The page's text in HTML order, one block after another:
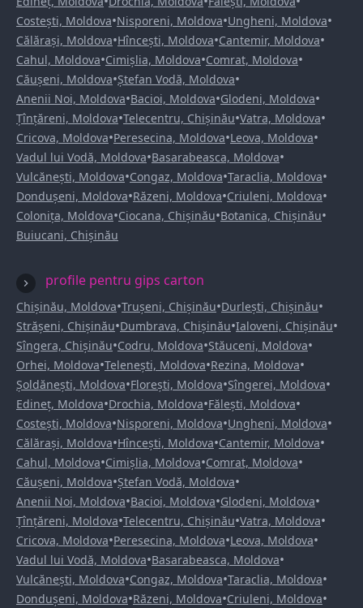
Costești, Moldova•Nisporeni, Moldova•Ungheni, Moldova•
Călărași, Moldova•Hîncești, Moldova•Cantemir, Moldova•
Cahul, Moldova•Cimișlia, Moldova•Comrat, Moldova•
Căușeni, Moldova•Ștefan Vodă, Moldova•
Anenii Noi, Moldova•Bacioi, Moldova•Glodeni, Moldova•
Țînțăreni, Moldova•Telecentru, Chișinău•Vatra, Moldova•
Cricova, Moldova•Peresecina, Moldova•Leova, Moldova•
Vadul lui Vodă, Moldova•Basarabeasca, Moldova•
Vulcănești, Moldova•Congaz, Moldova•Taraclia, Moldova•
Dondușeni, Moldova•Răzeni, Moldova•Criuleni, Moldova•
Colonița, Moldova•Ciocana, Chișinău•Botanica, Chișinău•
Buiucani, Chișinău
profile pentru gips carton
Chișinău, Moldova•Trușeni, Chișinău•Durlești, Chișinău•
Strășeni, Chișinău•Dumbrava, Chișinău•Ialoveni, Chișinău•
Sîngera, Chișinău•Codru, Moldova•Stăuceni, Moldova•
Orhei, Moldova•Telenești, Moldova•Rezina, Moldova•
Șoldănești, Moldova•Florești, Moldova•Sîngerei, Moldova•
Edineț, Moldova•Drochia, Moldova•Fălești, Moldova•
Costești, Moldova•Nisporeni, Moldova•Ungheni, Moldova•
Călărași, Moldova•Hîncești, Moldova•Cantemir, Moldova•
Cahul, Moldova•Cimișlia, Moldova•Comrat, Moldova•
Căușeni, Moldova•Ștefan Vodă, Moldova•
Anenii Noi, Moldova•Bacioi, Moldova•Glodeni, Moldova•
Țînțăreni, Moldova•Telecentru, Chișinău•Vatra, Moldova•
Cricova, Moldova•Peresecina, Moldova•Leova, Moldova•
Vadul lui Vodă, Moldova•Basarabeasca, Moldova•
Vulcănești, Moldova•Congaz, Moldova•Taraclia, Moldova•
Dondușeni, Moldova•Răzeni, Moldova•Criuleni, Moldova•